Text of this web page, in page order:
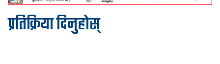
प्रतिक्रिया दिनुहोस्